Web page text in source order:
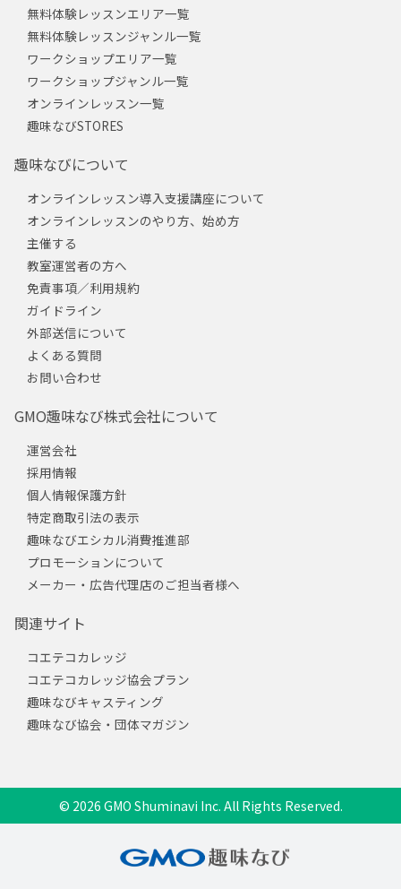
無料体験レッスンエリア一覧
無料体験レッスンジャンル一覧
ワークショップエリア一覧
ワークショップジャンル一覧
オンラインレッスン一覧
趣味なびSTORES
趣味なびについて
オンラインレッスン導入支援講座について
オンラインレッスンのやり方、始め方
主催する
教室運営者の方へ
免責事項／利用規約
ガイドライン
外部送信について
よくある質問
お問い合わせ
GMO趣味なび株式会社について
運営会社
採用情報
個人情報保護方針
特定商取引法の表示
趣味なびエシカル消費推進部
プロモーションについて
メーカー・広告代理店のご担当者様へ
関連サイト
コエテコカレッジ
コエテコカレッジ協会プラン
趣味なびキャスティング
趣味なび協会・団体マガジン
© 2026 GMO Shuminavi Inc. All Rights Reserved.